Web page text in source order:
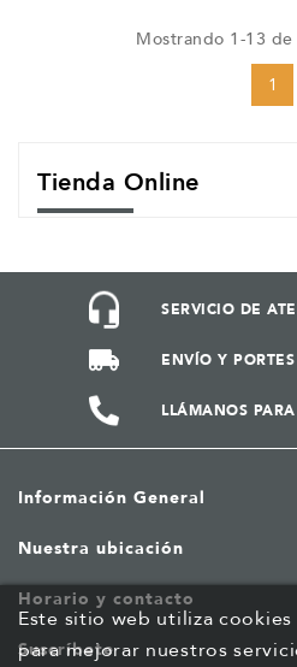
Mostrando 1-13
1
Tienda Online
SERVICIO DE
ENVÍO Y
LLÁMANOS
Información General
Nuestra ubicación
Horario y contacto
Suscríbete
Este sitio web utiliza
para mejorar nuestros